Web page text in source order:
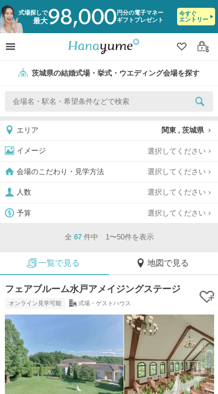
式場探しで
最大98,000 円分の電子マネー
ギフトプレゼント
今すぐ
エントリー
クリップ
ログ
茨城県の結婚式場・挙式・ウエディング会場を探す
エリア 関東 , 茨城県
イメージ 選択してください
会場のこだわり・見学方法 選択してください
人数 選択してください
予算 選択してください
全 67 件中 1〜50件を表示
一覧で見る 地図で見る
フェアブルーム水戸アメイジングステージ
オンライン見学可能 式場・ゲストハウス